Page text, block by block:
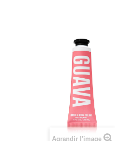
Agrandir l'image